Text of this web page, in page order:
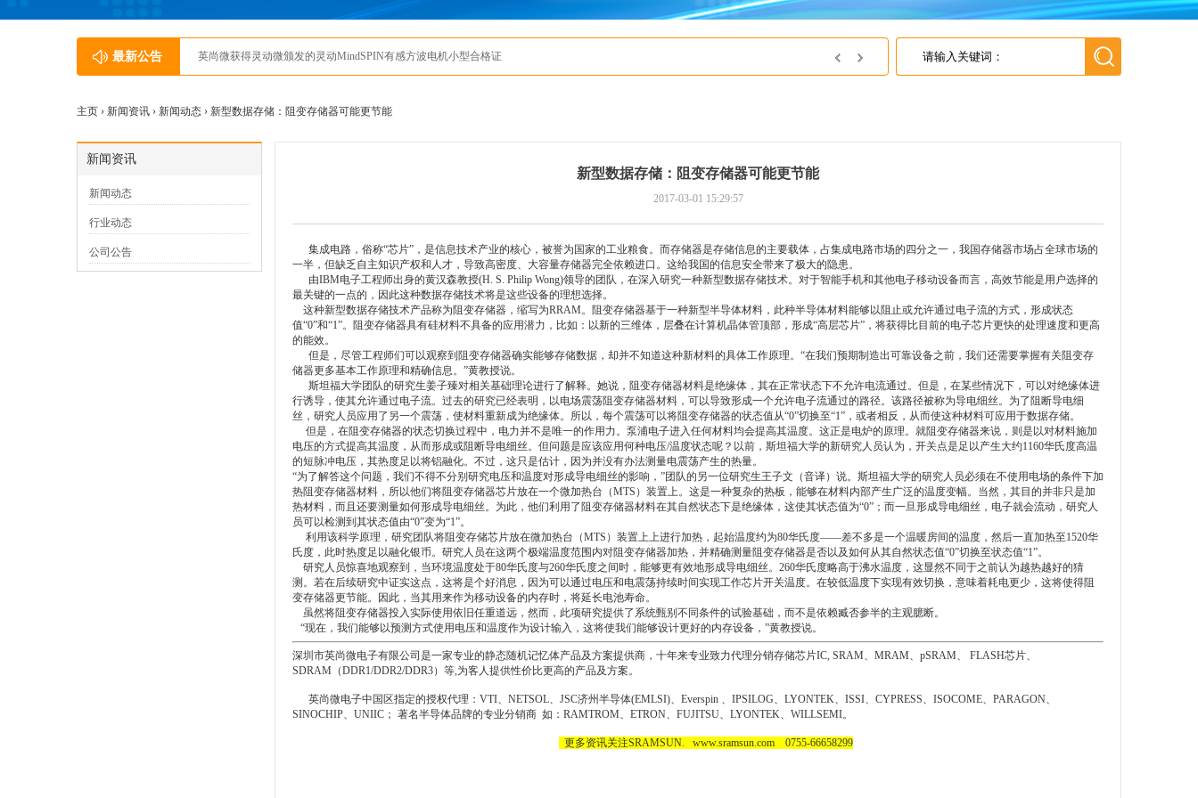
最新公告 英尚微获得灵动微颁发的灵动MindSPIN有感方波电机小型合格证 英尚微电子获得上海灵动微电子 2018年最佳代理商
主页 › 新闻资讯 › 新闻动态 › 新型数据存储：阻变存储器可能更节能
新闻资讯
新闻动态
行业动态
公司公告
新型数据存储：阻变存储器可能更节能
2017-03-01 15:29:57
集成电路，俗称“芯片”，是信息技术产业的核心，被誉为国家的工业粮食。而存储器是存储信息的主要载体，占集成电路市场的四分之一，我国存储器市场占全球市场的
一半，但缺乏自主知识产权和人才，导致高密度、大容量存储器完全依赖进口。这给我国的信息安全带来了极大的隐患。
由IBM电子工程师出身的黄汉森教授(H. S. Philip Wong)领导的团队，在深入研究一种新型数据存储技术。对于智能手机和其他电子移动设备而言，高效节能是用户选择的
最关键的一点的，因此这种数据存储技术将是这些设备的理想选择。
这种新型数据存储技术产品称为阻变存储器，缩写为RRAM。阻变存储器基于一种新型半导体材料，此种半导体材料能够以阻止或允许通过电子流的方式，形成状态
值“0”和“1”。阻变存储器具有硅材料不具备的应用潜力，比如：以新的三维体，层叠在计算机晶体管顶部，形成“高层芯片”，将获得比目前的电子芯片更快的处理速度和更高
的能效。
但是，尽管工程师们可以观察到阻变存储器确实能够存储数据，却并不知道这种新材料的具体工作原理。“在我们预期制造出可靠设备之前，我们还需要掌握有关阻变存
储器更多基本工作原理和精确信息。”黄教授说。
斯坦福大学团队的研究生姜子臻对相关基础理论进行了解释。她说，阻变存储器材料是绝缘体，其在正常状态下不允许电流通过。但是，在某些情况下，可以对绝缘体进
行诱导，使其允许通过电子流。过去的研究已经表明，以电场震荡阻变存储器材料，可以导致形成一个允许电子流通过的路径。该路径被称为导电细丝。为了阻断导电细
丝，研究人员应用了另一个震荡，使材料重新成为绝缘体。所以，每个震荡可以将阻变存储器的状态值从“0”切换至“1”，或者相反，从而使这种材料可应用于数据存储。
但是，在阻变存储器的状态切换过程中，电力并不是唯一的作用力。泵浦电子进入任何材料均会提高其温度。这正是电炉的原理。就阻变存储器来说，则是以对材料施加
电压的方式提高其温度，从而形成或阻断导电细丝。但问题是应该应用何种电压/温度状态呢？以前，斯坦福大学的新研究人员认为，开关点是足以产生大约1160华氏度高温
的短脉冲电压，其热度足以将铝融化。不过，这只是估计，因为并没有办法测量电震荡产生的热量。
“为了解答这个问题，我们不得不分别研究电压和温度对形成导电细丝的影响，”团队的另一位研究生王子文（音译）说。斯坦福大学的研究人员必须在不使用电场的条件下加
热阻变存储器材料，所以他们将阻变存储器芯片放在一个微加热台（MTS）装置上。这是一种复杂的热板，能够在材料内部产生广泛的温度变幅。当然，其目的并非只是加
热材料，而且还要测量如何形成导电细丝。为此，他们利用了阻变存储器材料在其自然状态下是绝缘体，这使其状态值为“0”；而一旦形成导电细丝，电子就会流动，研究人
员可以检测到其状态值由“0”变为“1”。
利用该科学原理，研究团队将阻变存储芯片放在微加热台（MTS）装置上上进行加热，起始温度约为80华氏度——差不多是一个温暖房间的温度，然后一直加热至1520华
氏度，此时热度足以融化银币。研究人员在这两个极端温度范围内对阻变存储器加热，并精确测量阻变存储器是否以及如何从其自然状态值“0”切换至状态值“1”。
研究人员惊喜地观察到，当环境温度处于80华氏度与260华氏度之间时，能够更有效地形成导电细丝。260华氏度略高于沸水温度，这显然不同于之前认为越热越好的猜
测。若在后续研究中证实这点，这将是个好消息，因为可以通过电压和电震荡持续时间实现工作芯片开关温度。在较低温度下实现有效切换，意味着耗电更少，这将使得阻
变存储器更节能。因此，当其用来作为移动设备的内存时，将延长电池寿命。
虽然将阻变存储器投入实际使用依旧任重道远，然而，此项研究提供了系统甄别不同条件的试验基础，而不是依赖臧否参半的主观臆断。
“现在，我们能够以预测方式使用电压和温度作为设计输入，这将使我们能够设计更好的内存设备，”黄教授说。
深圳市英尚微电子有限公司是一家专业的静态随机记忆体产品及方案提供商，十年来专业致力代理分销存储芯片IC, SRAM、MRAM、pSRAM、 FLASH芯片、
SDRAM（DDR1/DDR2/DDR3）等,为客人提供性价比更高的产品及方案。
英尚微电子中国区指定的授权代理：VTI、 NETSOL、JSC济州半导体(EMLSI)、 Everspin 、IPSILOG、LYONTEK、ISSI、CYPRESS、ISOCOME、PARAGON、
SINOCHIP、UNIIC； 著名半导体品牌的专业分销商 如：RAMTROM、ETRON、FUJITSU、LYONTEK、WILLSEMI。
更多资讯关注SRAMSUN. www.sramsun.com 0755-66658299